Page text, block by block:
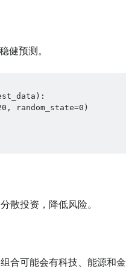
健预测。
random_state=0)
散投资，降低风险。
合可能会有科技、能源和金